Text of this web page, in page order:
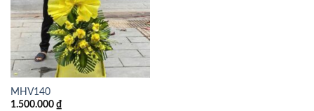
MHV140
1.500.000 ₫